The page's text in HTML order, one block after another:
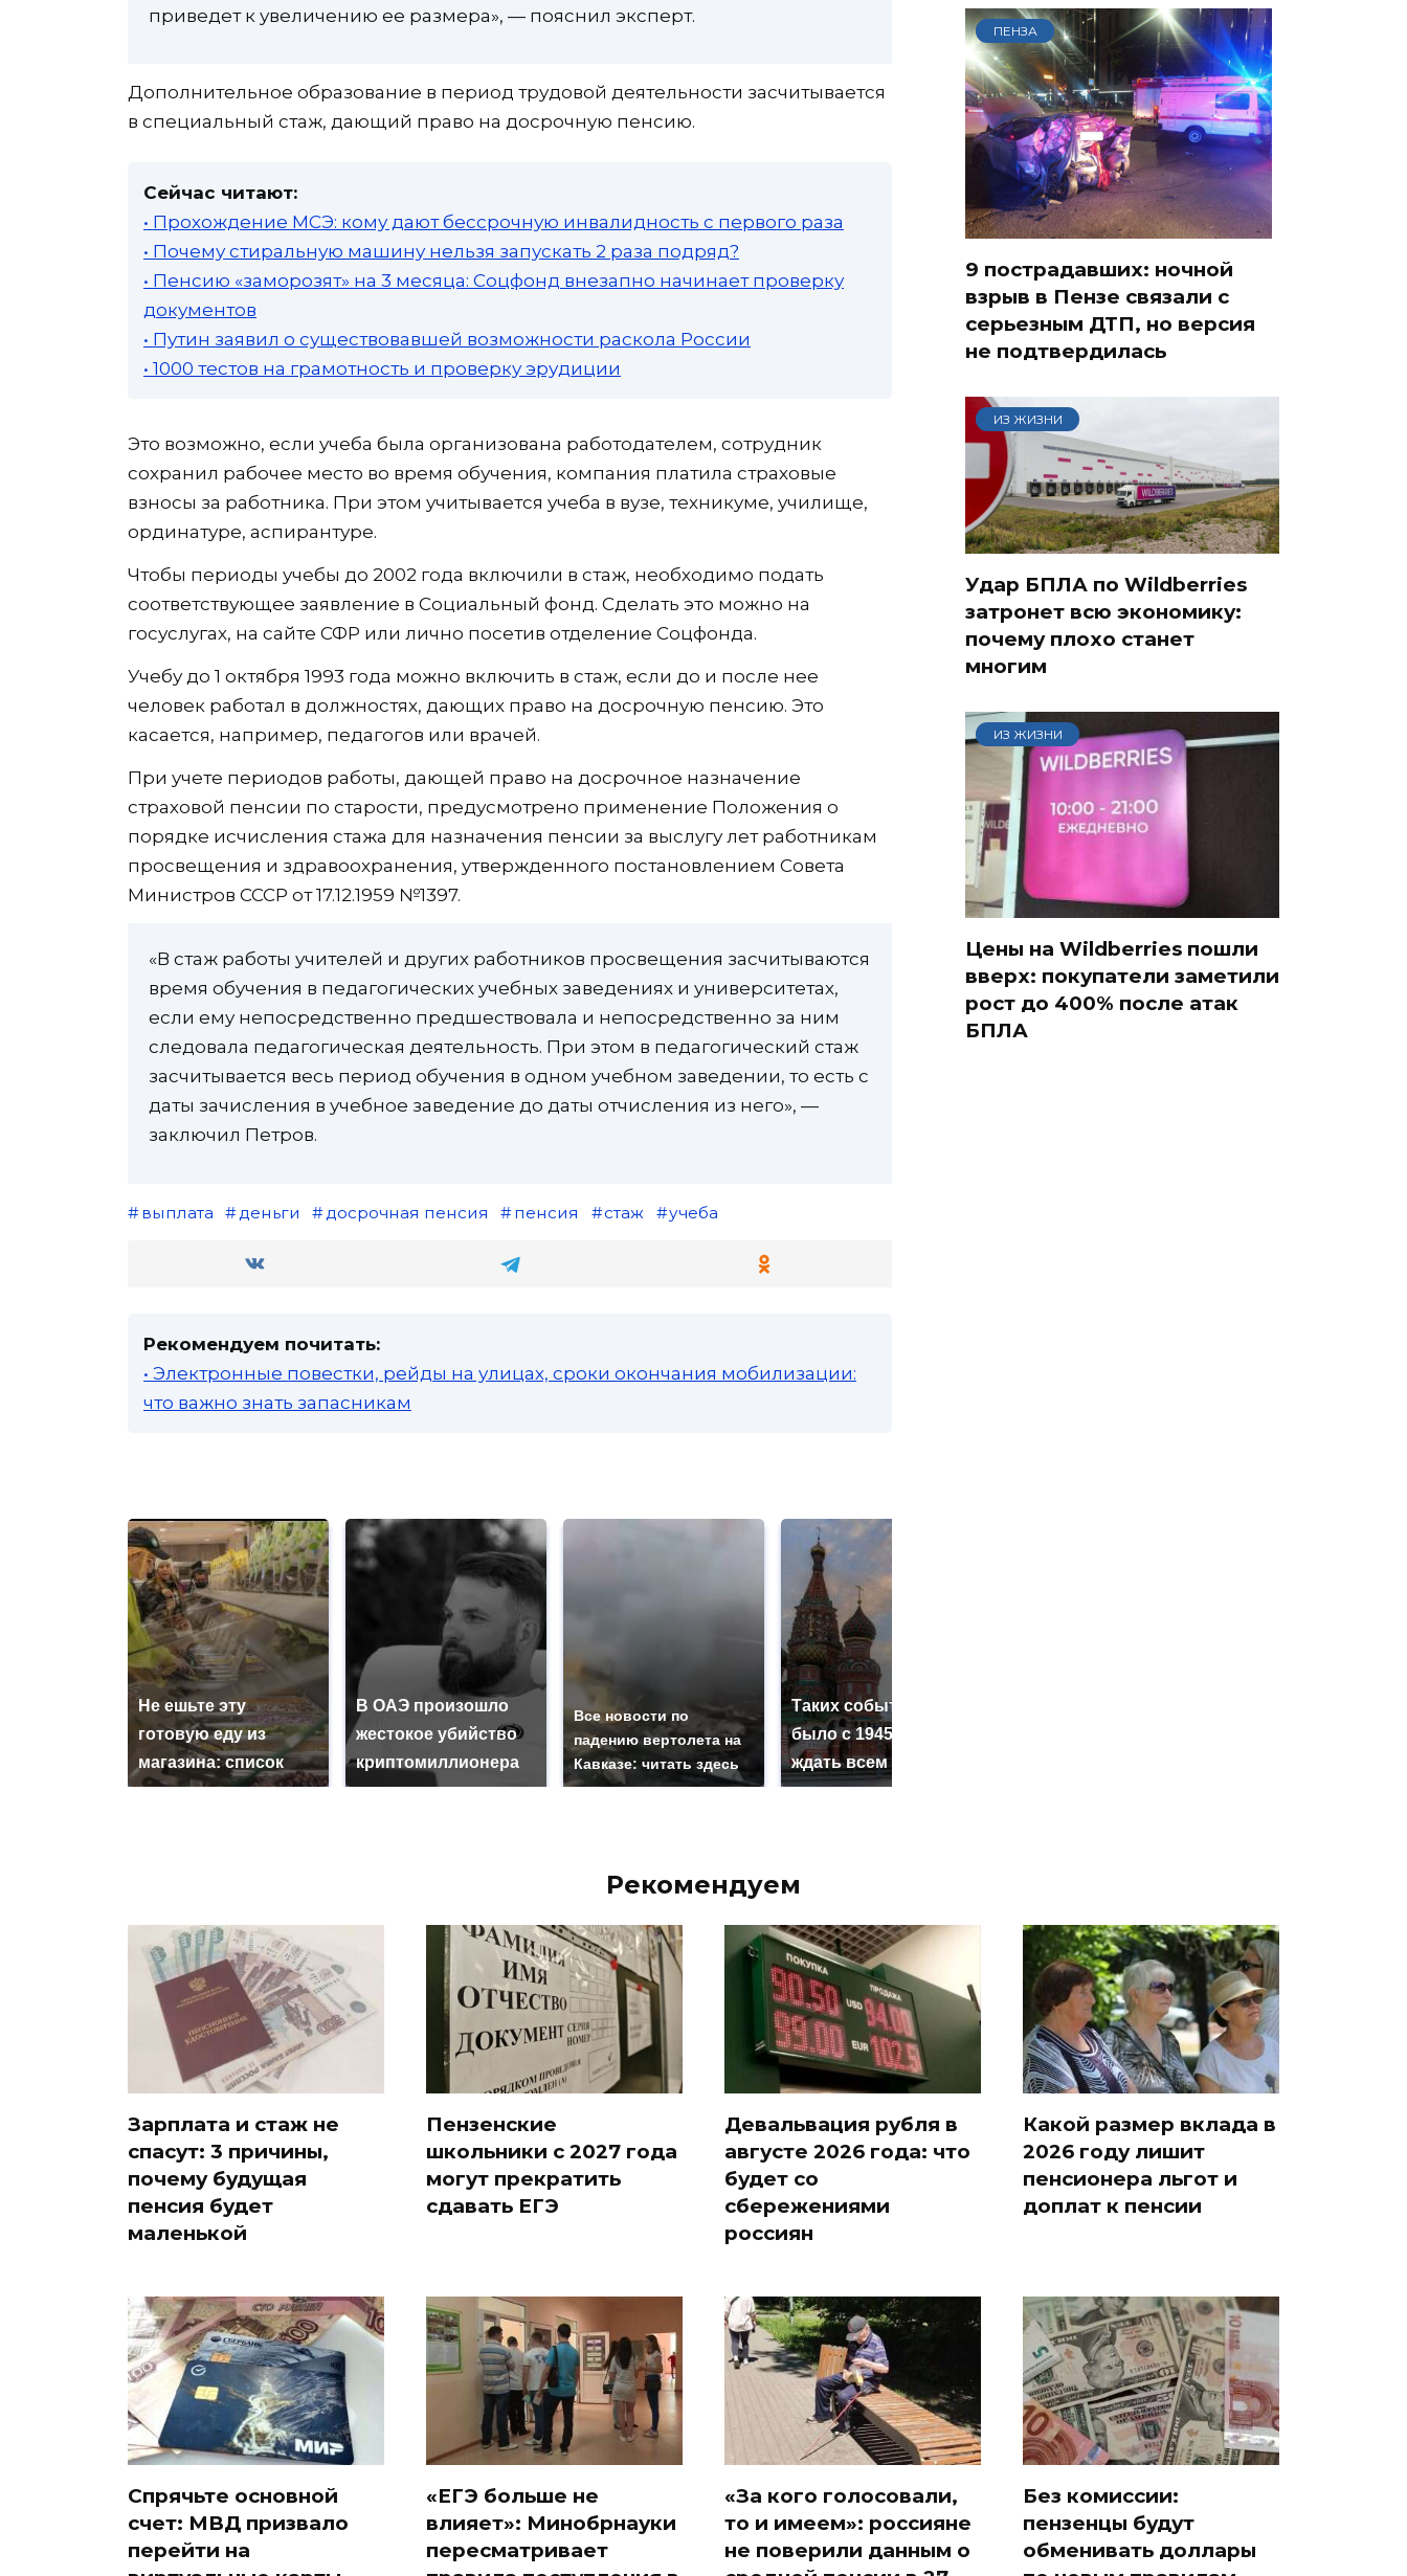
приведет к увеличению ее размера», — пояснил эксперт.
Дополнительное образование в период трудовой деятельности засчитывается
в специальный стаж, дающий право на досрочную пенсию.
Сейчас читают:
• Прохождение МСЭ: кому дают бессрочную инвалидность с первого раза
• Почему стиральную машину нельзя запускать 2 раза подряд?
• Пенсию «заморозят» на 3 месяца: Соцфонд внезапно начинает проверку
документов
• Путин заявил о существовавшей возможности раскола России
• 1000 тестов на грамотность и проверку эрудиции
Это возможно, если учеба была организована работодателем, сотрудник
сохранил рабочее место во время обучения, компания платила страховые
взносы за работника. При этом учитывается учеба в вузе, техникуме, училище,
ординатуре, аспирантуре.
Чтобы периоды учебы до 2002 года включили в стаж, необходимо подать
соответствующее заявление в Социальный фонд. Сделать это можно на
госуслугах, на сайте СФР или лично посетив отделение Соцфонда.
Учебу до 1 октября 1993 года можно включить в стаж, если до и после нее
человек работал в должностях, дающих право на досрочную пенсию. Это
касается, например, педагогов или врачей.
При учете периодов работы, дающей право на досрочное назначение
страховой пенсии по старости, предусмотрено применение Положения о
порядке исчисления стажа для назначения пенсии за выслугу лет работникам
просвещения и здравоохранения, утвержденного постановлением Совета
Министров СССР от 17.12.1959 №1397.
«В стаж работы учителей и других работников просвещения засчитываются
время обучения в педагогических учебных заведениях и университетах,
если ему непосредственно предшествовала и непосредственно за ним
следовала педагогическая деятельность. При этом в педагогический стаж
засчитывается весь период обучения в одном учебном заведении, то есть с
даты зачисления в учебное заведение до даты отчисления из него», —
заключил Петров.
выплата деньги досрочная пенсия пенсия стаж учеба
Рекомендуем почитать:
• Электронные повестки, рейды на улицах, сроки окончания мобилизации:
что важно знать запасникам
Не ешьте эту
готовую еду из
магазина: список
В ОАЭ произошло
жестокое убийство
криптомиллионера
Все новости по
падению вертолета на
Кавказе: читать здесь
Таких событий не
было с 1945: чего
ждать всем нам?
ПЕНЗА
9 пострадавших: ночной
взрыв в Пензе связали с
серьезным ДТП, но версия
не подтвердилась
ИЗ ЖИЗНИ
Удар БПЛА по Wildberries
затронет всю экономику:
почему плохо станет
многим
ИЗ ЖИЗНИ
Цены на Wildberries пошли
вверх: покупатели заметили
рост до 400% после атак
БПЛА
Рекомендуем
Зарплата и стаж не
спасут: 3 причины,
почему будущая
пенсия будет
маленькой
Пензенские
школьники с 2027 года
могут прекратить
сдавать ЕГЭ
Девальвация рубля в
августе 2026 года: что
будет со
сбережениями
россиян
Какой размер вклада в
2026 году лишит
пенсионера льгот и
доплат к пенсии
Спрячьте основной
счет: МВД призвало
перейти на
«ЕГЭ больше не
влияет»: Минобрнауки
пересматривает
«За кого голосовали,
то и имеем»: россияне
не поверили данным о
Без комиссии:
пензенцы будут
обменивать доллары